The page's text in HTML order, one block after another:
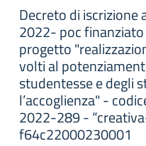
Decreto di
2022- poc
progetto
volti al
studentesse e degli
l’accoglienza" -
2022-289 -
f64c22000230001